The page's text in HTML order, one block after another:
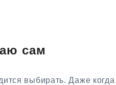
сам
выбирать. Даже когда